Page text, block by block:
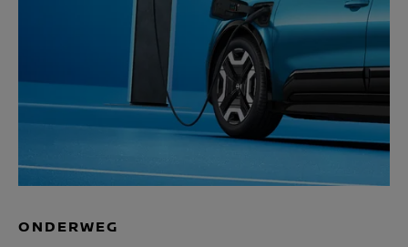
ONDERWEG